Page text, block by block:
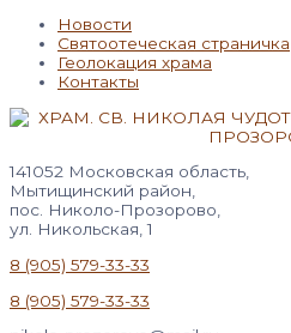
Новости
Святоотеческая страничка
Геолокация храма
Контакты
141052 Московская область,
Мытищинский район,
пос. Николо-Прозорово,
ул. Никольская, 1
8 (905) 579-33-33
8 (905) 579-33-33